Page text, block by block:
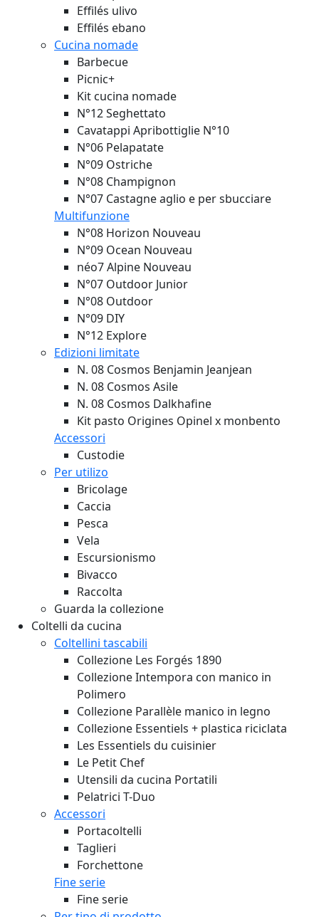
Effilés ulivo
Effilés ebano
Cucina nomade
Barbecue
Picnic+
Kit cucina nomade
N°12 Seghettato
Cavatappi Apribottiglie N°10
N°06 Pelapatate
N°09 Ostriche
N°08 Champignon
N°07 Castagne aglio e per sbucciare
Multifunzione
N°08 Horizon Nouveau
N°09 Ocean Nouveau
néo7 Alpine Nouveau
N°07 Outdoor Junior
N°08 Outdoor
N°09 DIY
N°12 Explore
Edizioni limitate
N. 08 Cosmos Benjamin Jeanjean
N. 08 Cosmos Asile
N. 08 Cosmos Dalkhafine
Kit pasto Origines Opinel x monbento
Accessori
Custodie
Per utilizo
Bricolage
Caccia
Pesca
Vela
Escursionismo
Bivacco
Raccolta
Guarda la collezione
Coltelli da cucina
Coltellini tascabili
Collezione Les Forgés 1890
Collezione Intempora con manico in
Polimero
Collezione Parallèle manico in legno
Collezione Essentiels + plastica riciclata
Les Essentiels du cuisinier
Le Petit Chef
Utensili da cucina Portatili
Pelatrici T-Duo
Accessori
Portacoltelli
Taglieri
Forchettone
Fine serie
Fine serie